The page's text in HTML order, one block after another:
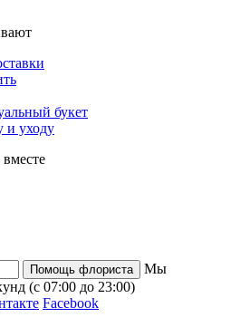
букет
и уходу
Мы
(с 07:00 до 23:00)
Facebook
с природой и гармонией, поэтому
и мудрость. Букет в зеленых оттенках
умиротворение и спокойствие.
мало зелёных цветов, в
всего встречаются зеленые
гортензии. Конечно же, все эти цветы
отличным подарком
человеку. Необычный зеленый
вызвать восторг и восхищение у
богат и разнообразен. Очень
флористы ориентируются на ваши
цветов. Предлагаем вам